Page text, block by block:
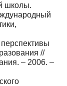
школы.
//
– 2006. –